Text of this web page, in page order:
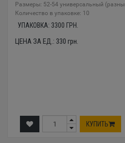
Размеры: 52-54 универсальный
Количество в упаковке: 10
УПАКОВКА: 3300 ГРН.
ЦЕНА ЗА ЕД.: 330 грн.
КУПИТЬ